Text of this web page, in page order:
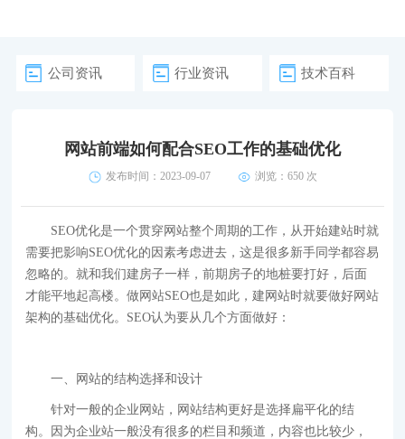
公司资讯 行业资讯 技术百科
网站前端如何配合SEO工作的基础优化
发布时间：2023-09-07 浏览： 650 次
SEO优化是一个贯穿网站整个周期的工作，从开始建站时就
需要把影响SEO优化的因素考虑进去，这是很多新手同学都容易
忽略的。就和我们建房子一样，前期房子的地桩要打好，后面
才能平地起高楼。做网站SEO也是如此，建网站时就要做好网站
架构的基础优化。SEO认为要从几个方面做好：
一、网站的结构选择和设计
针对一般的企业网站，网站结构更好是选择扁平化的结
构。因为企业站一般没有很多的栏目和频道，内容也比较少，